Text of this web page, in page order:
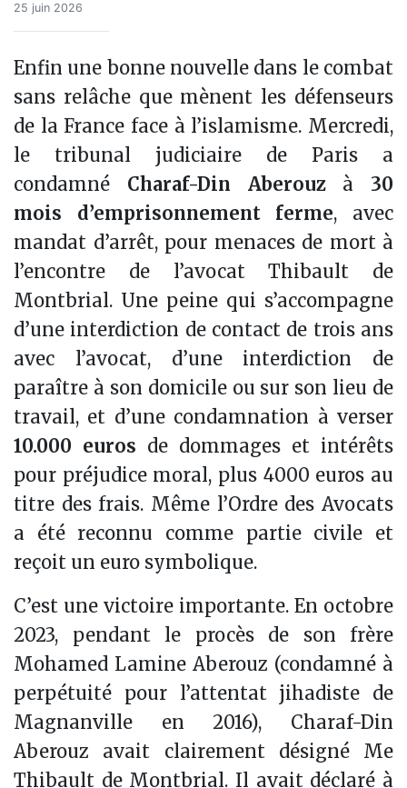
25 juin 2026
Enfin une bonne nouvelle dans le combat
sans relâche que mènent les défenseurs
de la France face à l’islamisme. Mercredi,
le tribunal judiciaire de Paris a
condamné Charaf-Din Aberouzà 30
mois d’emprisonnement ferme, avec
mandat d’arrêt, pour menaces de mort à
l’encontre de l’avocat Thibault de
Montbrial. Une peine qui s’accompagne
d’une interdiction de contact de trois ans
avec l’avocat, d’une interdiction de
paraître à son domicile ou sur son lieu de
travail, et d’une condamnation à verser
10.000 euros de dommages et intérêts
pour préjudice moral, plus 4000 euros au
titre des frais. Même l’Ordre des Avocats
a été reconnu comme partie civile et
reçoit un euro symbolique.
C’est une victoire importante. En octobre
2023, pendant le procès de son frère
Mohamed Lamine Aberouz (condamné à
perpétuité pour l’attentat jihadiste de
Magnanville en 2016), Charaf-Din
Aberouz avait clairement désigné Me
Thibault de Montbrial. Il avait déclaré à